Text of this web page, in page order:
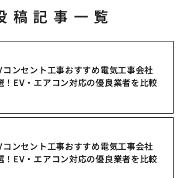
稿記事一覧
ンセント工事おすすめ電気工事会社
！EV・エアコン対応の優良業者を比較
ンセント工事おすすめ電気工事会社
！EV・エアコン対応の優良業者を比較